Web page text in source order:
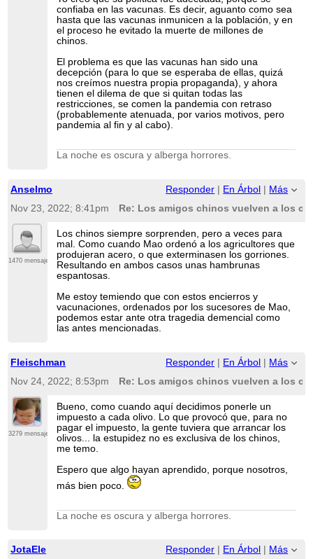
confiaba en las vacunas. Es decir, aguanto como sea
hasta que las vacunas inmunicen a la población, y en
el proceso he evitado la muerte de millones de
chinos.
El problema es que las vacunas han sido una
decepción (para lo que se esperaba de ellas, quizá
nos creímos nuestra propia propaganda), y ahora
tienen el dilema de que si quitan todas las
restricciones, se comen la pandemia con retraso
(probablemente atenuada, por varios motivos, pero
pandemia al fin y al cabo).
La noche es oscura y alberga horrores.
Anselmo Responder En Árbol
Más
Nov 23, 2022; 8:41pm
Re: Los amigos chinos vuelven a los
1470 mensajes
Los chinos siempre sorprenden, pero a veces para
mal. Como cuando Mao ordenó a los agricultores que
produjeran acero, o que exterminasen los gorriones.
Resultando en ambos casos unas hambrunas
espantosas.
Me estoy temiendo que con estos encierros y
vacunaciones, ordenados por los sucesores de Mao,
podemos estar ante otra tragedia demencial como
las antes mencionadas.
Fleischman Responder | En Árbol | Más
Nov 24, 2022; 8:53pm
Re: Los amigos chinos vuelven a los
3279 mensajes
Bueno, como cuando aquí decidimos ponerle un
impuesto a cada olivo. Lo que provocó que, para no
pagar el impuesto, la gente tuviera que arrancar los
olivos... la estupidez no es exclusiva de los chinos,
me temo.
Espero que algo hayan aprendido, porque nosotros,
más bien poco.
La noche es oscura y alberga horrores.
JotaEle Responder En Árbol
Más